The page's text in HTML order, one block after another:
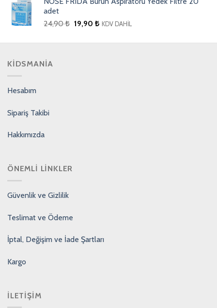
adet
24,90₺ 19,90 ₺ KDV DAHİL
KIDSMANIA
Hesabım
Sipariş Takibi
Hakkımızda
ÖNEMLI LINKLER
Güvenlik ve Gizlilik
Teslimat ve Ödeme
İptal, Değişim ve İade Şartları
Kargo
İLETIŞIM